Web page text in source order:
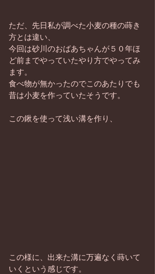
ただ、先日私が調べた小麦の種の蒔き
方とは違い、
今回は砂川のおばあちゃんが５０年ほ
ど前までやっていたやり方でやってみ
ます。
食べ物が無かったのでこのあたりでも
昔は小麦を作っていたそうです。
この鍬を使って浅い溝を作り、
この様に、出来た溝に万遍なく蒔いて
いくという感じです。